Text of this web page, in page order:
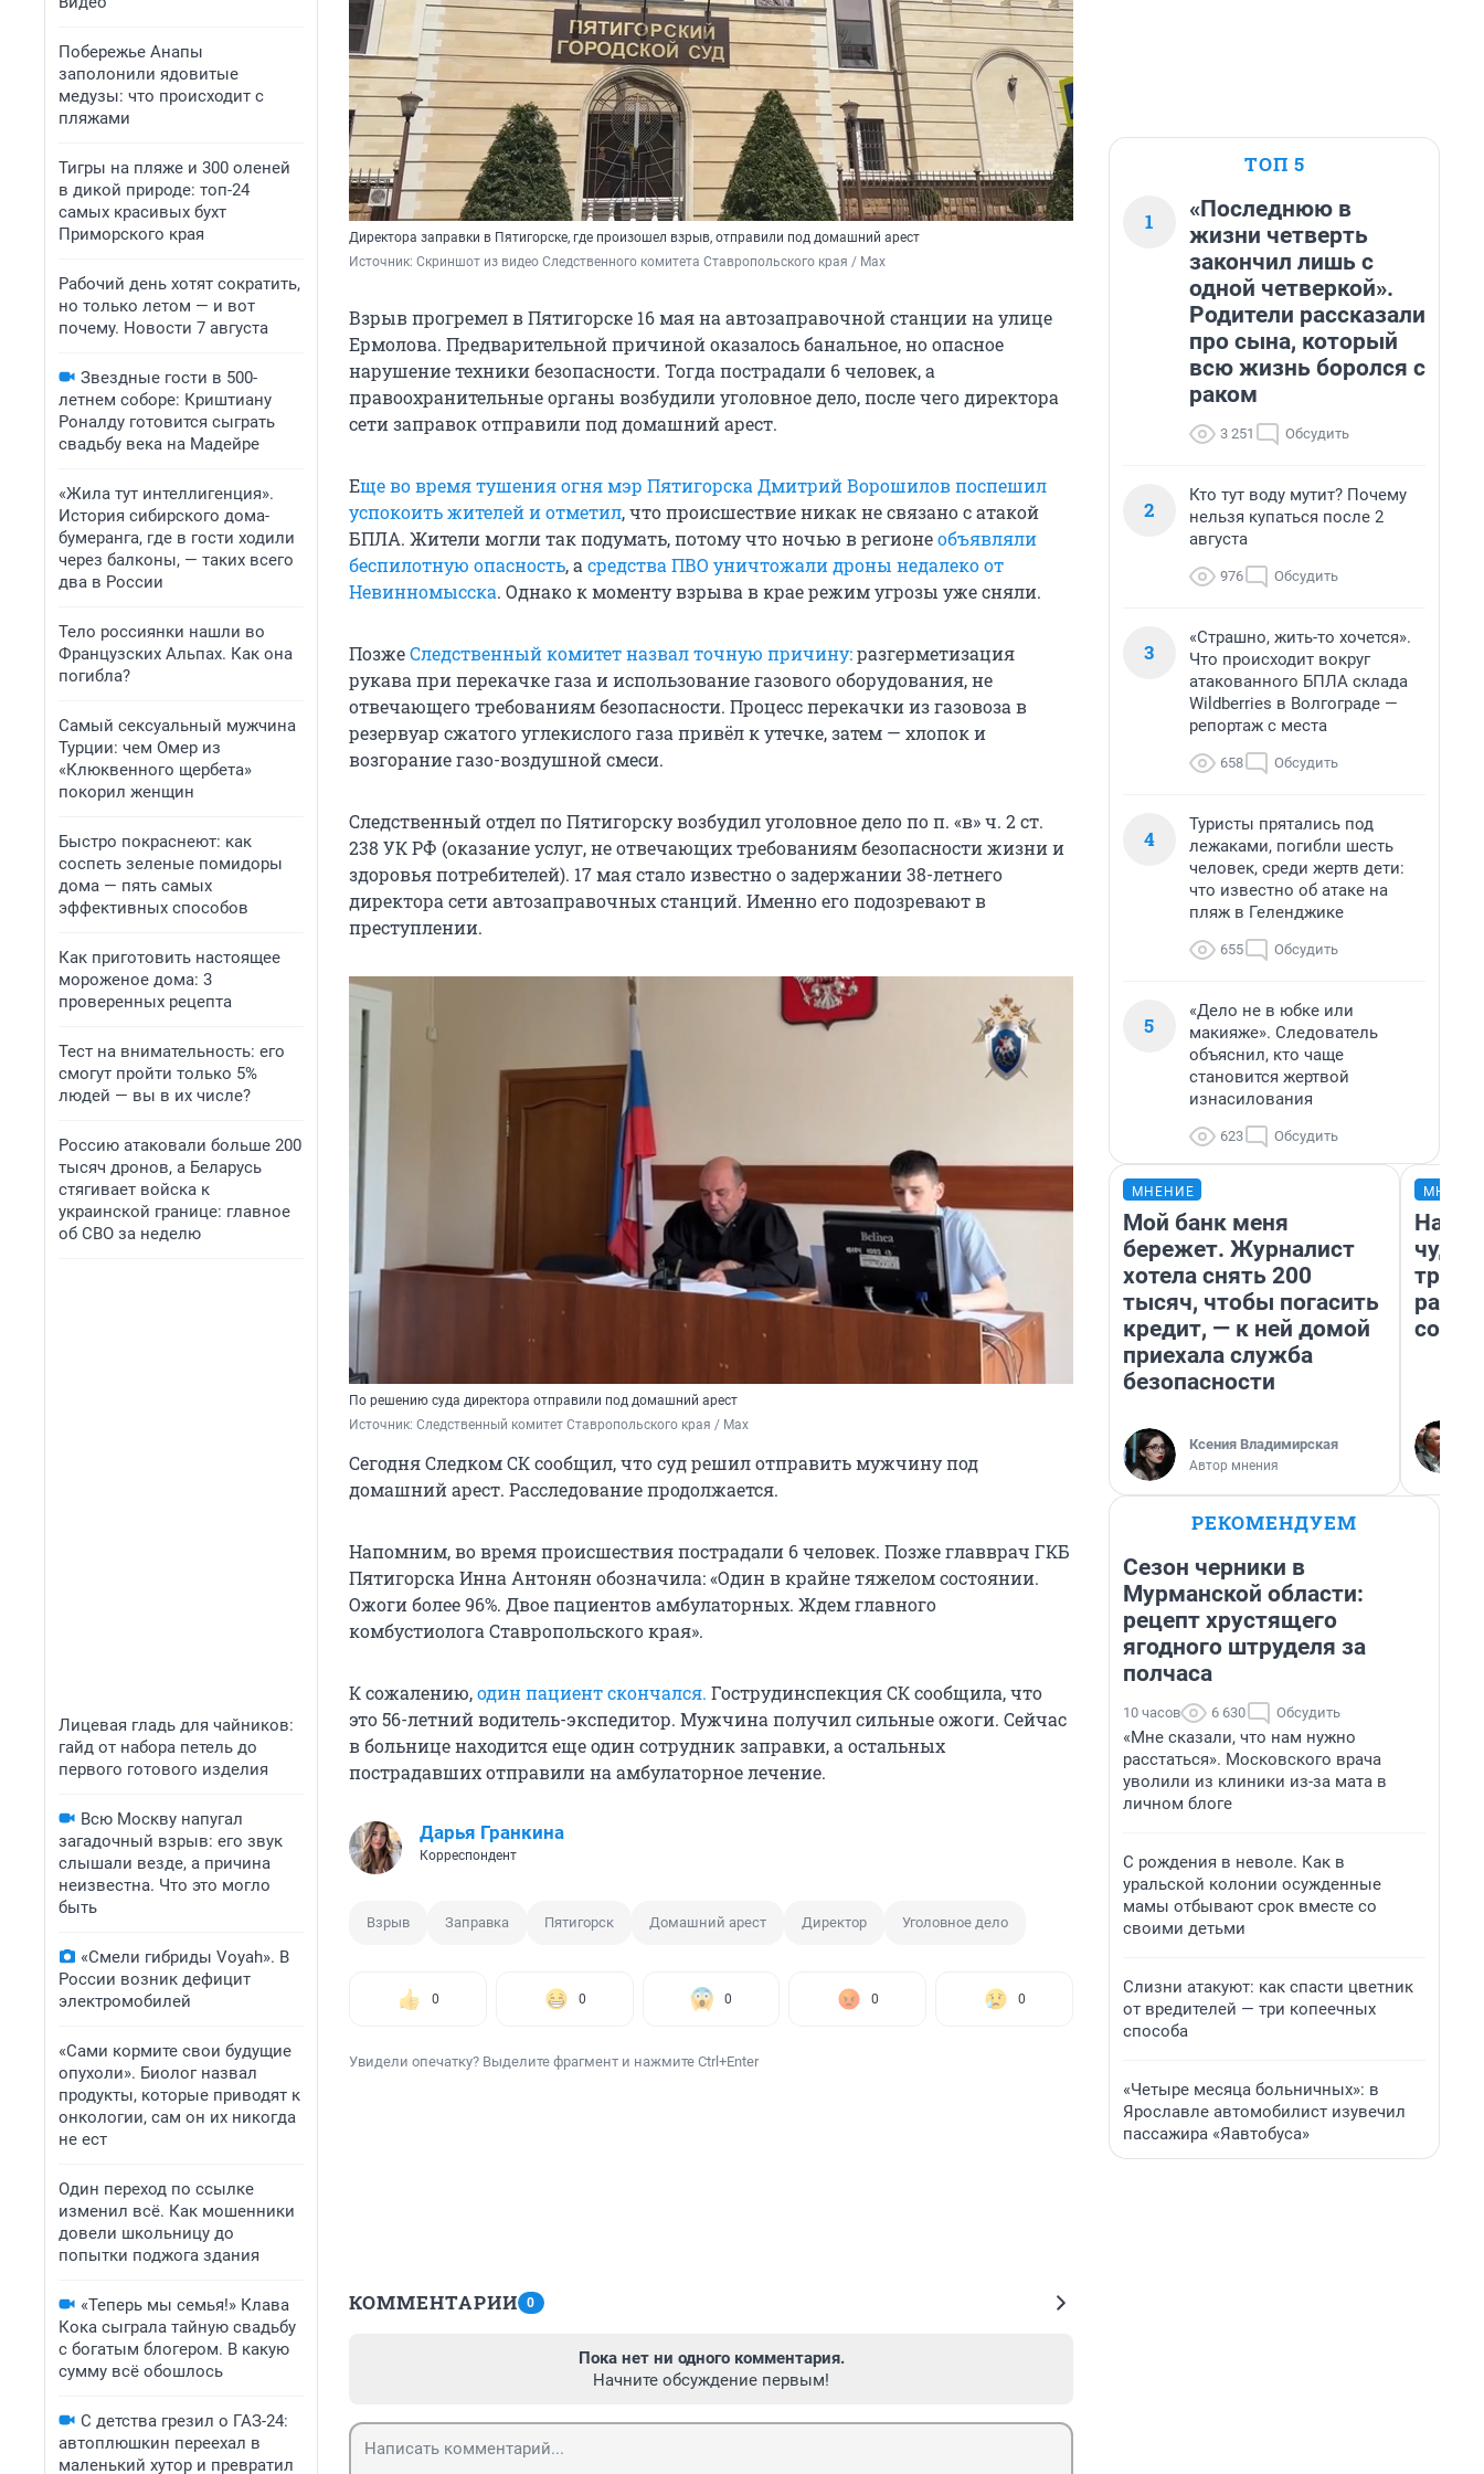
Побережье Анапы
заполонили ядовитые
медузы: что происходит с
пляжами
Тигры на пляже и 300 оленей
в дикой природе: топ-24
самых красивых бухт
Приморского края
Рабочий день хотят сократить,
но только летом — и вот
почему. Новости 7 августа
Звездные гости в 500-
летнем соборе: Криштиану
Роналду готовится сыграть
свадьбу века на Мадейре
«Жила тут интеллигенция».
История сибирского дома-
бумеранга, где в гости ходили
через балконы, — таких всего
два в России
Тело россиянки нашли во
Французских Альпах. Как она
погибла?
Самый сексуальный мужчина
Турции: чем Омер из
«Клюквенного щербета»
покорил женщин
Быстро покраснеют: как
соспеть зеленые помидоры
дома — пять самых
эффективных способов
Как приготовить настоящее
мороженое дома: 3
проверенных рецепта
Тест на внимательность: его
смогут пройти только 5%
людей — вы в их числе?
Россию атаковали больше 200
тысяч дронов, а Беларусь
стягивает войска к
украинской границе: главное
об СВО за неделю
Лицевая гладь для чайников:
гайд от набора петель до
первого готового изделия
Всю Москву напугал
загадочный взрыв: его звук
слышали везде, а причина
неизвестна. Что это могло
быть
«Смели гибриды Voyah». В
России возник дефицит
электромобилей
«Сами кормите свои будущие
опухоли». Биолог назвал
продукты, которые приводят к
онкологии, сам он их никогда
не ест
Один переход по ссылке
изменил всё. Как мошенники
довели школьницу до
попытки поджога здания
«Теперь мы семья!» Клава
Кока сыграла тайную свадьбу
с богатым блогером. В какую
сумму всё обошлось
С детства грезил о ГАЗ-24:
автоплюшкин переехал в
маленький хутор и превратил
Директора заправки в Пятигорске, где произошел взрыв, отправили под домашний арест
Источник: Скриншот из видео Следственного комитета Ставропольского края / Max
Взрыв прогремел в Пятигорске 16 мая на автозаправочной станции на улице
Ермолова. Предварительной причиной оказалось банальное, но опасное
нарушение техники безопасности. Тогда пострадали 6 человек, а
правоохранительные органы возбудили уголовное дело, после чего директора
сети заправок отправили под домашний арест.
Еще во время тушения огня мэр Пятигорска Дмитрий Ворошилов поспешил
успокоить жителей и отметил, что происшествие никак не связано с атакой
БПЛА. Жители могли так подумать, потому что ночью в регионеобъявляли
беспилотную опасность, а средства ПВО уничтожали дроны недалеко от
Невинномысска. Однако к моменту взрыва в крае режим угрозы уже сняли.
ПозжеСледственный комитет назвал точную причину:разгерметизация
рукава при перекачке газа и использование газового оборудования, не
отвечающего требованиям безопасности. Процесс перекачки из газовоза в
резервуар сжатого углекислого газа привёл к утечке, затем — хлопок и
возгорание газо-воздушной смеси.
Следственный отдел по Пятигорску возбудил уголовное дело по п. «в» ч. 2 ст.
238 УК РФ (оказание услуг, не отвечающих требованиям безопасности жизни и
здоровья потребителей). 17 мая стало известно о задержании 38-летнего
директора сети автозаправочных станций. Именно его подозревают в
преступлении.
По решению суда директора отправили под домашний арест
Источник: Следственный комитет Ставропольского края / Max
Сегодня Следком СК сообщил, что суд решил отправить мужчину под
домашний арест. Расследование продолжается.
Напомним, во время происшествия пострадали 6 человек. Позже главврач ГКБ
Пятигорска Инна Антонян обозначила: «Один в крайне тяжелом состоянии.
Ожоги более 96%. Двое пациентов амбулаторных. Ждем главного
комбустиолога Ставропольского края».
К сожалению,один пациент скончался. Гострудинспекция СК сообщила, что
это 56-летний водитель-экспедитор. Мужчина получил сильные ожоги. Сейчас
в больнице находится еще один сотрудник заправки, а остальных
пострадавших отправили на амбулаторное лечение.
Дарья Гранкина
Корреспондент
Взрыв Заправка Пятигорск Домашний арест Директор Уголовное дело
0 0 0 0 0
Увидели опечатку? Выделите фрагмент и нажмите Ctrl+Enter
КОММЕНТАРИИ 0
Пока нет ни одного комментария.
Начните обсуждение первым!
ТОП 5
1
«Последнюю в
жизни четверть
закончил лишь с
одной четверкой».
Родители рассказали
про сына, который
всю жизнь боролся с
раком
3 251 Обсудить
2
Кто тут воду мутит? Почему
нельзя купаться после 2
августа
976 Обсудить
3
«Страшно, жить-то хочется».
Что происходит вокруг
атакованного БПЛА склада
Wildberries в Волгограде —
репортаж с места
658 Обсудить
4
Туристы прятались под
лежаками, погибли шесть
человек, среди жертв дети:
что известно об атаке на
пляж в Геленджике
655 Обсудить
5
«Дело не в юбке или
макияже». Следователь
объяснил, кто чаще
становится жертвой
изнасилования
623 Обсудить
МНЕНИЕ
Мой банк меня
бережет. Журналист
хотела снять 200
тысяч, чтобы погасить
кредит, — к ней домой
приехала служба
безопасности
Ксения Владимирская
Автор мнения
РЕКОМЕНДУЕМ
Сезон черники в
Мурманской области:
рецепт хрустящего
ягодного штруделя за
полчаса
10 часов 6 630 Обсудить
«Мне сказали, что нам нужно
расстаться». Московского врача
уволили из клиники из-за мата в
личном блоге
С рождения в неволе. Как в
уральской колонии осужденные
мамы отбывают срок вместе со
своими детьми
Слизни атакуют: как спасти цветник
от вредителей — три копеечных
способа
«Четыре месяца больничных»: в
Ярославле автомобилист изувечил
пассажира «Яавтобуса»